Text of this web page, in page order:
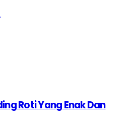
Roti Yang Enak Dan